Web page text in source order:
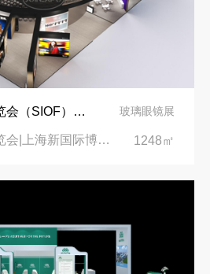
中国国际眼镜业展览会（SIOF）‌展台设计搭建-眼镜业巨头依视路陆逊梯卡 玻璃眼镜展
中国国际眼镜业展览会|上海新国际博览中心‌ 1248㎡